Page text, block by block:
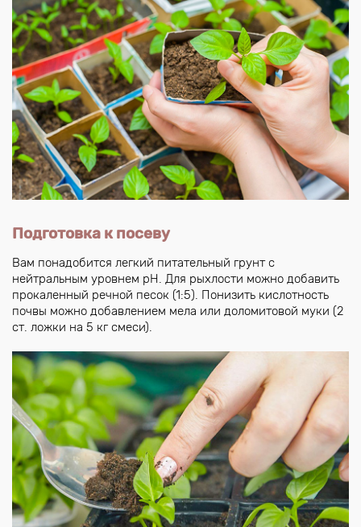
Подготовка к посеву
Вам понадобится легкий питательный грунт с
нейтральным уровнем pH. Для рыхлости можно добавить
прокаленный речной песок (1:5). Понизить кислотность
почвы можно добавлением мела или доломитовой муки (2
ст. ложки на 5 кг смеси).